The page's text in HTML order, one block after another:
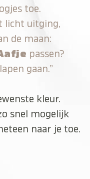
toe.
licht uitging,
de maan:
passen?
gaan.”
kleur.
snel mogelijk
naar je toe.